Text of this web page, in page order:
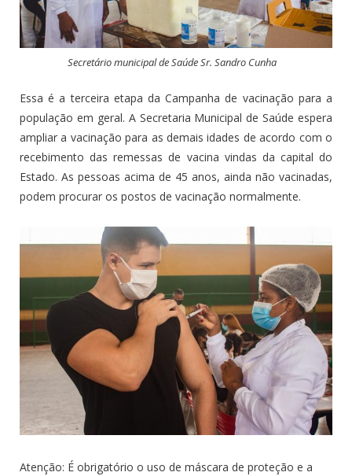
Secretário municipal de Saúde Sr. Sandro Cunha
Essa é a terceira etapa da Campanha de vacinação para a
população em geral. A Secretaria Municipal de Saúde espera
ampliar a vacinação para as demais idades de acordo com o
recebimento das remessas de vacina vindas da capital do
Estado. As pessoas acima de 45 anos, ainda não vacinadas,
podem procurar os postos de vacinação normalmente.
Atenção: É obrigatório o uso de máscara de proteção e a